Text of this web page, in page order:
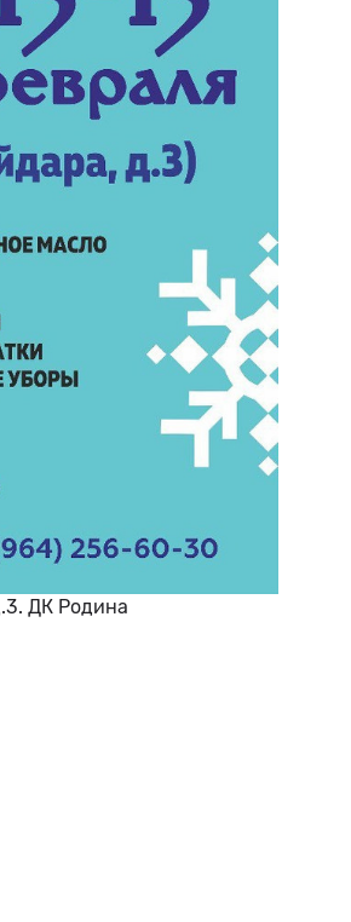
ДК Родина